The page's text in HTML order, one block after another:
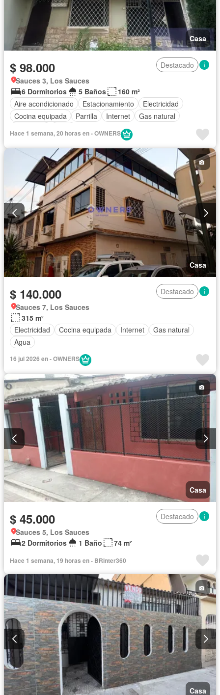
Casa
$ 98.000
Destacado
Sauces 3, Los Sauces
6 Dormitorios
5 Baños
160 m²
Aire acondicionado
Estacionamiento
Electricidad
Cocina equipada
Parrilla Internet
Gas natural
Hace 1 semana, 20 horas en - OWNERS
Casa
$ 140.000
Destacado
Sauces 7, Los Sauces
315 m²
Electricidad
Cocina equipada Internet
Gas natural
Agua
16 jul 2026 en - OWNERS
Casa
$ 45.000
Destacado
Sauces 5, Los Sauces
2 Dormitorios
1 Baño 74 m²
Hace 1 semana, 19 horas en - BRinter360
Casa